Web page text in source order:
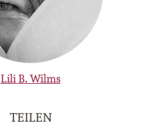
Lili B. Wilms
TEILEN